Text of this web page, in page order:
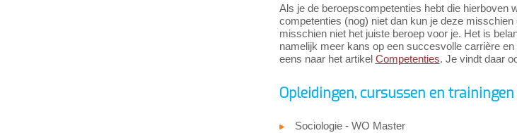
Als je de beroepscompetenties hebt die hierboven
competenties (nog) niet dan kun je deze
misschien niet het juiste beroep voor je. Het is
namelijk meer kans op een succesvolle carrière
eens naar het artikel Competenties. Je vindt daar
Opleidingen, cursussen en
Sociologie - WO Master